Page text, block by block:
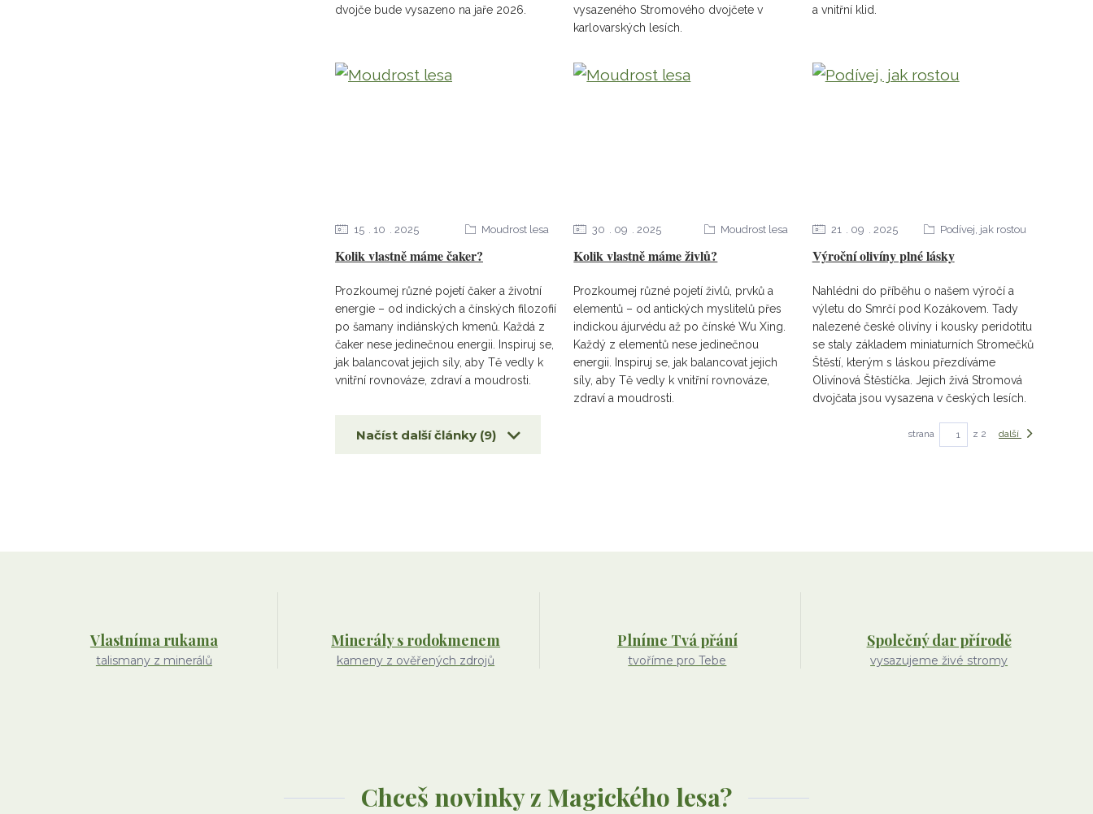
dvojče bude vysazeno na jaře 2026.
vysazeného Stromového dvojčete v
karlovarských lesích.
a vnitřní klid.
Kolik vlastně máme čaker?
15 10 2025 Moudrost lesa
Prozkoumej různé pojetí čaker a životní
energie – od indických a čínských filozofií
po šamany indiánských kmenů. Každá z
čaker nese jedinečnou energii. Inspiruj se,
jak balancovat jejich síly, aby Tě vedly k
vnitřní rovnováze, zdraví a moudrosti.
Kolik vlastně máme živlů?
30 09 2025 Moudrost lesa
Prozkoumej různé pojetí živlů, prvků a
elementů – od antických myslitelů přes
indickou ájurvédu až po čínské Wu Xing.
Každý z elementů nese jedinečnou
energii. Inspiruj se, jak balancovat jejich
síly, aby Tě vedly k vnitřní rovnováze,
zdraví a moudrosti.
Výroční olivíny plné lásky
21 09 2025 Podívej, jak rostou
Nahlédni do příběhu o našem výročí a
výletu do Smrčí pod Kozákovem. Tady
nalezené české olivíny i kousky peridotitu
se staly základem miniaturních Stromečků
Štěstí, kterým s láskou přezdíváme
Olivínová Štěstíčka. Jejich živá Stromová
dvojčata jsou vysazena v českých lesích.
Načíst další články (9) strana z 2 další
Vlastníma rukama
talismany z minerálů
Minerály s rodokmenem
kameny z ověřených zdrojů
Plníme Tvá přání
tvoříme pro Tebe
Společný dar přírodě
vysazujeme živé stromy
Chceš novinky z Magického lesa?